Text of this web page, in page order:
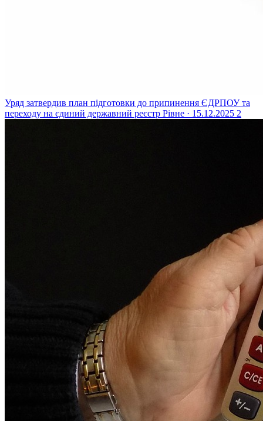
Уряд затвердив план підготовки до припинення ЄДРПОУ та
переходу на єдиний державний реєстр Рівне · 15.12.2025 2